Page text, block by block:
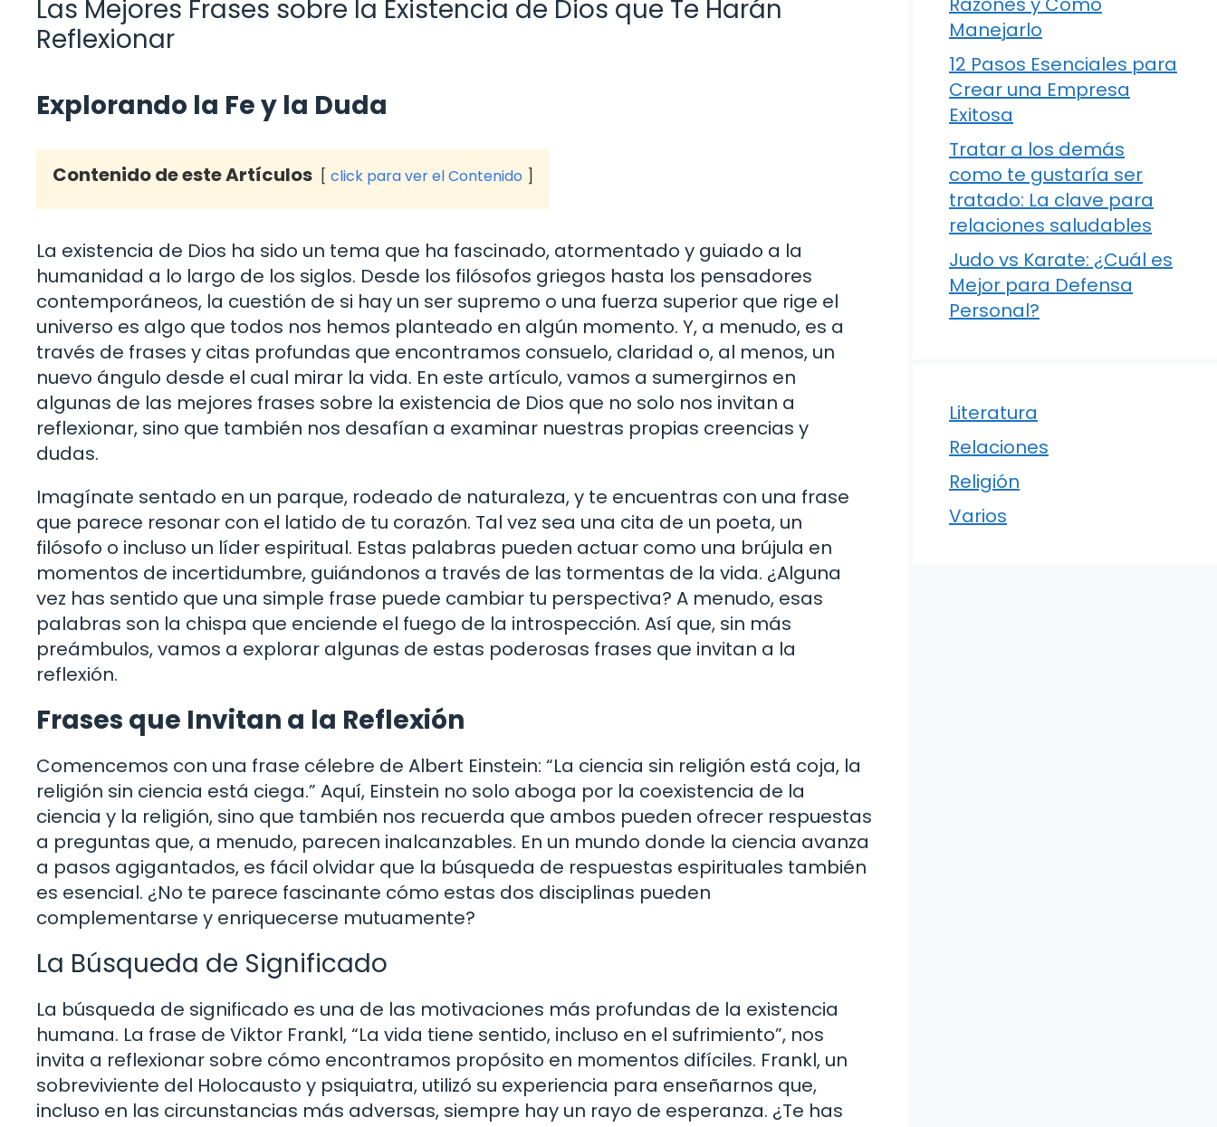
Las Mejores Frases sobre la Existencia de Dios que Te Harán
Reflexionar
Explorando la Fe y la Duda
Contenido de este Artículos click para ver el Contenido
La existencia de Dios ha sido un tema que ha fascinado, atormentado y guiado a la
humanidad a lo largo de los siglos. Desde los filósofos griegos hasta los pensadores
contemporáneos, la cuestión de si hay un ser supremo o una fuerza superior que rige el
universo es algo que todos nos hemos planteado en algún momento. Y, a menudo, es a
través de frases y citas profundas que encontramos consuelo, claridad o, al menos, un
nuevo ángulo desde el cual mirar la vida. En este artículo, vamos a sumergirnos en
algunas de las mejores frases sobre la existencia de Dios que no solo nos invitan a
reflexionar, sino que también nos desafían a examinar nuestras propias creencias y
dudas.
Imagínate sentado en un parque, rodeado de naturaleza, y te encuentras con una frase
que parece resonar con el latido de tu corazón. Tal vez sea una cita de un poeta, un
filósofo o incluso un líder espiritual. Estas palabras pueden actuar como una brújula en
momentos de incertidumbre, guiándonos a través de las tormentas de la vida. ¿Alguna
vez has sentido que una simple frase puede cambiar tu perspectiva? A menudo, esas
palabras son la chispa que enciende el fuego de la introspección. Así que, sin más
preámbulos, vamos a explorar algunas de estas poderosas frases que invitan a la
reflexión.
Frases que Invitan a la Reflexión
Comencemos con una frase célebre de Albert Einstein: “La ciencia sin religión está coja, la
religión sin ciencia está ciega.” Aquí, Einstein no solo aboga por la coexistencia de la
ciencia y la religión, sino que también nos recuerda que ambos pueden ofrecer respuestas
a preguntas que, a menudo, parecen inalcanzables. En un mundo donde la ciencia avanza
a pasos agigantados, es fácil olvidar que la búsqueda de respuestas espirituales también
es esencial. ¿No te parece fascinante cómo estas dos disciplinas pueden
complementarse y enriquecerse mutuamente?
La Búsqueda de Significado
La búsqueda de significado es una de las motivaciones más profundas de la existencia
humana. La frase de Viktor Frankl, “La vida tiene sentido, incluso en el sufrimiento”, nos
invita a reflexionar sobre cómo encontramos propósito en momentos difíciles. Frankl, un
sobreviviente del Holocausto y psiquiatra, utilizó su experiencia para enseñarnos que,
incluso en las circunstancias más adversas, siempre hay un rayo de esperanza. ¿Te has
Manejarlo
12 Pasos Esenciales para
Crear una Empresa
Exitosa
Tratar a los demás
como te gustaría ser
tratado: La clave para
relaciones saludables
Judo vs Karate: ¿Cuál es
Mejor para Defensa
Personal?
Literatura
Relaciones
Religión
Varios